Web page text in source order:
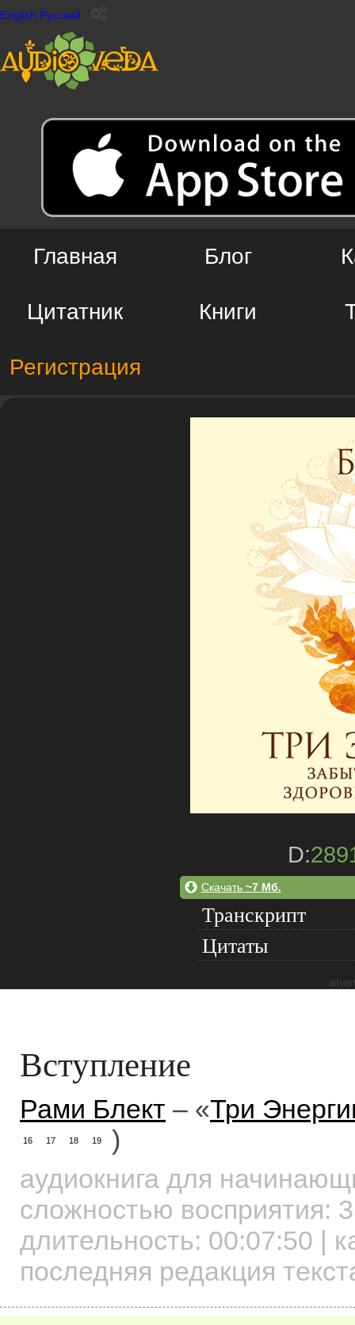
English Русский
Главная Блог
Цитатник Книги
Регистрация
D:
Скачать ~7 Мб.
Транскрипт
Цитаты
Вступление
Рами Блект – «Три
16 17 18 19
)
аудиокнига для
сложностью восприятия: 3
длительность: 00:07:50 |
последняя редакция